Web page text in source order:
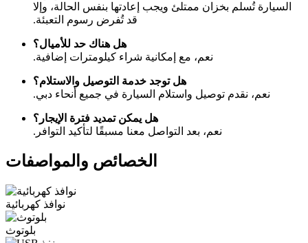
السيارة تُسلم بخزان ممتلئ ويجب إعادتها بنفس الحالة، وإلا
قد تُفرض رسوم التعبئة.
هل هناك حد للأميال؟
نعم، مع إمكانية شراء كيلومترات إضافية.
هل توجد خدمة التوصيل والاستلام؟
نعم، نقدم توصيل واستلام السيارة في جميع أنحاء دبي.
هل يمكن تمديد فترة الإيجار؟
نعم، بعد التواصل معنا مسبقًا لتأكيد التوافر.
الخصائص والمواصفات
نوافذ كهربائية
بلوتوث